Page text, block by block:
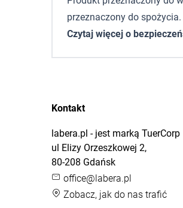
przeznaczony do
Czytaj więcej o
Kontakt
labera.pl - jest marką TuerCorp
ul Elizy Orzeszkowej 2,
80-208 Gdańsk
office@labera.pl
Zobacz, jak do nas trafić